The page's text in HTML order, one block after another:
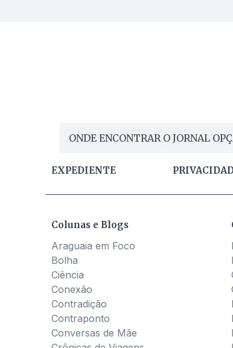
ONDE ENCONTRAR O JORNAL
EXPEDIENTE
Colunas e Blogs
Araguaia em Foco
Bolha
Ciência
Conexão
Contradição
Contraponto
Conversas de Mãe